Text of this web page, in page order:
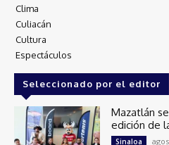
Clima
Culiacán
Cultura
Espectáculos
Seleccionado por el editor
Mazatlán
edición de
Sinaloa